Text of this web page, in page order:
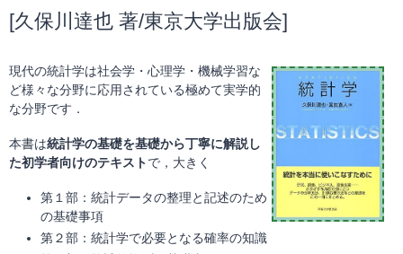
[久保川達也 著/東京大学出版会]
現代の統計学は社会学・心理学・機械学習な
ど様々な分野に応用されている極めて実学的
な分野です．
本書は統計学の基礎を基礎から丁寧に解説し
た初学者向けのテキストで，大きく
第１部：統計データの整理と記述のため
の基礎事項
第２部：統計学で必要となる確率の知識